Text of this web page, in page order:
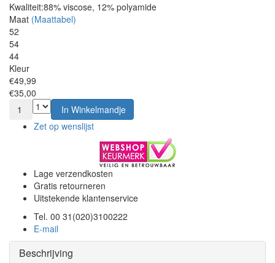
Kwaliteit:88% viscose, 12% polyamide
Maat (Maattabel)
52
54
44
Kleur
€49,99
€35,00
1
In Winkelmandje
Zet op wenslijst
Lage verzendkosten
Gratis retourneren
Uitstekende klantenservice
Tel. 00 31(020)3100222
E-mail
Beschrijving